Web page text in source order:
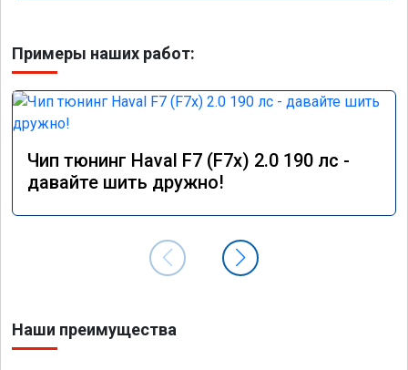
Примеры наших работ:
Чип тюнинг Haval F7 (F7x) 2.0 190 лс -
давайте шить дружно!
Наши преимущества